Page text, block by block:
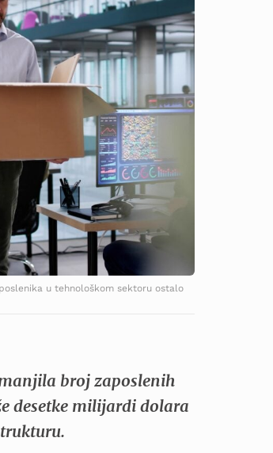
u tehnološkom sektoru ostalo
broj zaposlenih
desetke milijardi dolara